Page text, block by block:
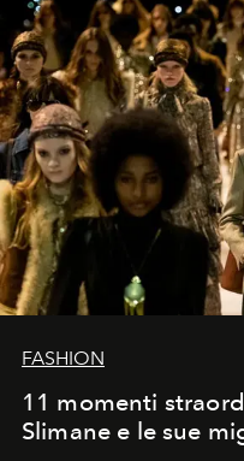
FASHION
11 momenti
Slimane e le sue